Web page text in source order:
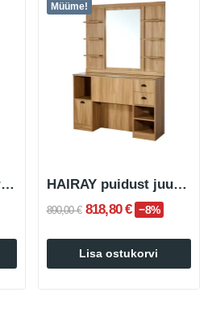
PLATTO juuksurikäru ratastel musta alusega
Müüme!
HAIRAY puidust juuksuri peegliga tualettlaud
890,00 € 818,80 € −8%
Lisa ostukorvi